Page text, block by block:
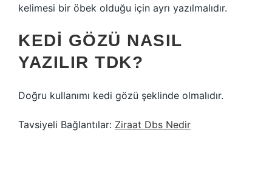
kelimesi bir öbek olduğu için ayrı yazılmalıdır.
KEDI GÖZÜ NASIL
YAZILIR TDK?
Doğru kullanımı kedi gözü şeklinde olmalıdır.
Tavsiyeli Bağlantılar: Ziraat Dbs Nedir